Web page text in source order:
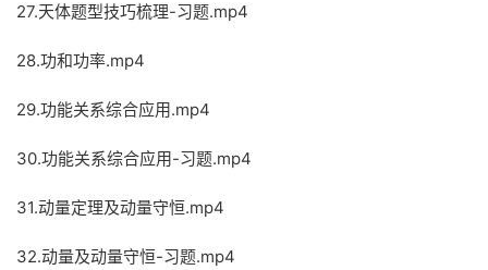
27.天体题型技巧梳理-习题.mp4
28.功和功率.mp4
29.功能关系综合应用.mp4
30.功能关系综合应用-习题.mp4
31.动量定理及动量守恒.mp4
32.动量及动量守恒-习题.mp4